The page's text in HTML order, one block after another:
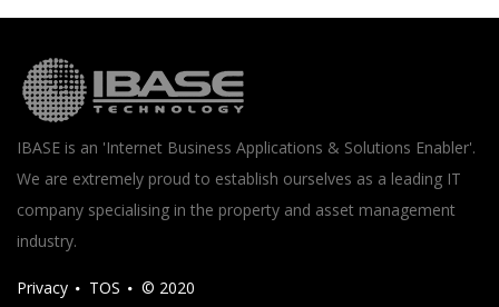
IBASE is an 'Internet Business Applications & Solutions Enabler'.
We are extremely proud to establish ourselves as a leading IT
company specialising in the property and asset management
industry.
Privacy TOS © 2020